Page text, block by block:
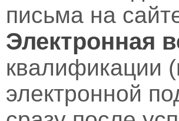
письма на
Электронная
квалификации
электронной